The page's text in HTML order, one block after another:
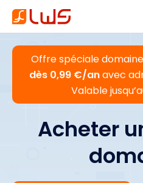
Offre spéciale
dès 0,99 €/anavec
Valable
Acheter